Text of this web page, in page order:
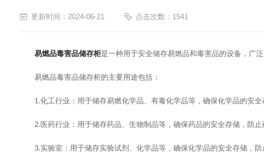
更新时间：2024-06-21 点击次数：1541
易燃品毒害品储存柜是一种用于安全储存易燃品和毒害品的设备，广
易燃品毒害品储存柜的主要用途包括：
1.化工行业：用于储存易燃化学品、有毒化学品等，确保化学品的安全
2.医药行业：用于储存药品、生物制品等，确保药品的安全存储，防止
3.实验室：用于储存实验试剂、化学品等，确保化学品的安全存储，防